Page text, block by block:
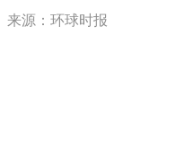
来源：环球时报